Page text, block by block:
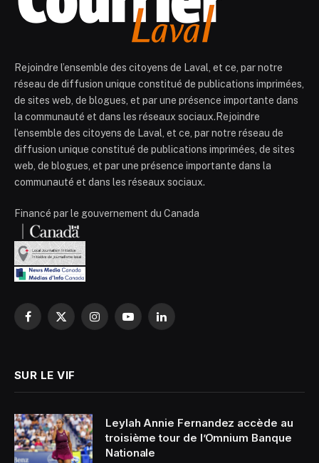
Rejoindre l’ensemble des citoyens de Laval, et ce, par notre
réseau de diffusion unique constitué de publications imprimées,
de sites web, de blogues, et par une présence importante dans
la communauté et dans les réseaux sociaux.Rejoindre
l’ensemble des citoyens de Laval, et ce, par notre réseau de
diffusion unique constitué de publications imprimées, de sites
web, de blogues, et par une présence importante dans la
communauté et dans les réseaux sociaux.
Financé par le gouvernement du Canada
Facebook
X
InstagramYouTubeLinkedIn
SUR LE VIF
Leylah Annie Fernandez accède au
troisième tour de l’Omnium Banque
Nationale